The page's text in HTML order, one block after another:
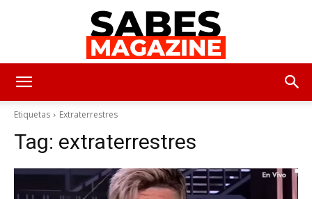
Etiquetas
Extraterrestres
Tag: extraterrestres